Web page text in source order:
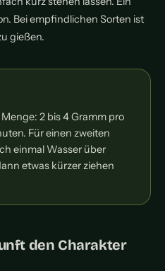
Bei empfindlichen Sorten ist
gießen.
2 bis 4 Gramm pro
Für einen zweiten
einmal Wasser über
etwas kürzer ziehen
den Charakter